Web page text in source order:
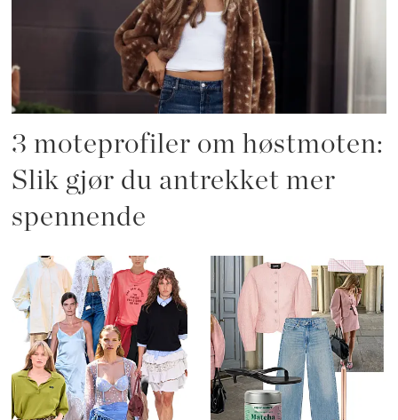
3 moteprofiler om høstmoten:
Slik gjør du antrekket mer
spennende